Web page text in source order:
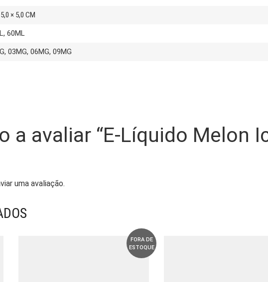
× 5,0 CM
60ML
03MG, 06MG, 09MG
a avaliar “E-Líquido Melon
uma avaliação.
FORA DE
ESTOQUE